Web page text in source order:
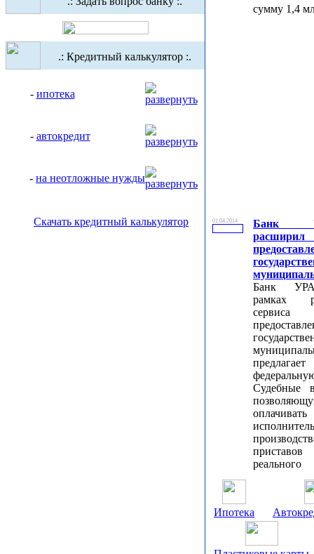
.: Кредитный калькулятор :.
- ипотека
- автокредит
- на неотложные нужды
Скачать кредитный калькулятор
сумму 1,4
01.04.2014
Банк
расширил
Банк
рамках
Судебные
реального
Ипотека